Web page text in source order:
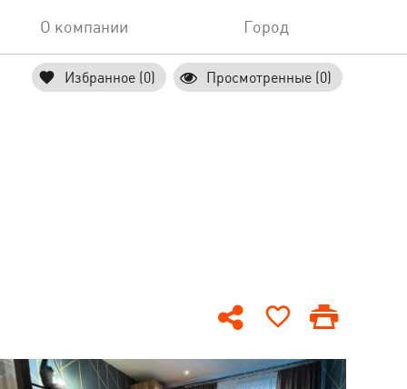
О компании Город
Избранное (0) Просмотренные (0)